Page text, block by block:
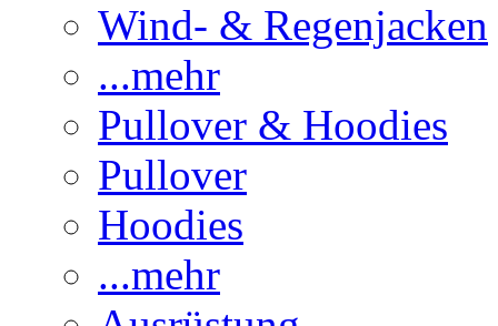
Wind- & Regenjacken
...mehr
Pullover & Hoodies
Pullover
Hoodies
...mehr